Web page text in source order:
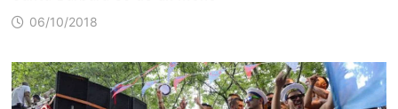
06/10/2018